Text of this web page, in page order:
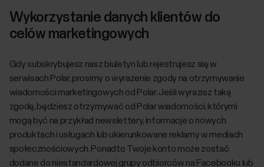
Wykorzystanie danych klientów do
celów marketingowych
Gdy subskrybujesz nasz biuletyn lub rejestrujesz się w
serwisach Polar, prosimy o wyrażenie zgody na otrzymywanie
wiadomości marketingowych od Polar. Jeśli wyrazisz taką
zgodę, będziesz otrzymywać od Polar wiadomości, którymi
mogą być na przykład newslettery, informacje o nowych
produktach i usługach lub ukierunkowane reklamy w mediach
społecznościowych. Ponadto Twoje konto może zostać
dodane do niestandardowej grupy odbiorców na Facebooku lub